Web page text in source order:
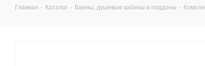
Главная - Каталог - Ванны, душевые кабины и поддоны -